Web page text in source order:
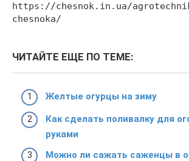
https://chesnok.in.ua/
chesnoka/
ЧИТАЙТЕ ЕЩЕ ПО ТЕМЕ:
Желтые огурцы на зиму
Как сделать поливалку для
руками
Можно ли сажать саженцы в